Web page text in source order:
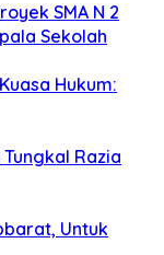
SMA N 2
Sekolah
Hukum:
Razia
Untuk